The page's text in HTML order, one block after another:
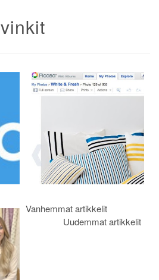
vinkit
Vanhemmat artikkelit
Uudemmat artikkelit